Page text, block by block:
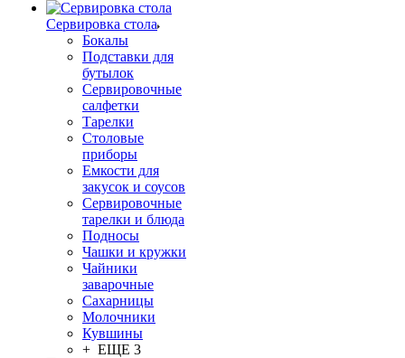
Сервировка стола
Бокалы
Подставки для
бутылок
Сервировочные
салфетки
Тарелки
Столовые
приборы
Емкости для
закусок и соусов
Сервировочные
тарелки и блюда
Подносы
Чашки и кружки
Чайники
заварочные
Сахарницы
Молочники
Кувшины
+ ЕЩЕ 3